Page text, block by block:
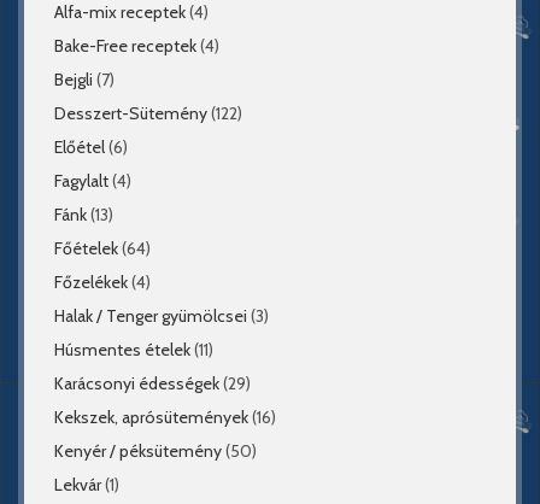
Alfa-mix receptek(4)
Bake-Free receptek(4)
Bejgli (7)
Desszert-Sütemény(122)
Előétel(6)
Fagylalt(4)
Fánk(13)
Főételek(64)
Főzelékek(4)
Halak / Tenger gyümölcsei (3)
Húsmentes ételek(11)
Karácsonyi édességek(29)
Kekszek, aprósütemények(16)
Kenyér / péksütemény(50)
Lekvár(1)